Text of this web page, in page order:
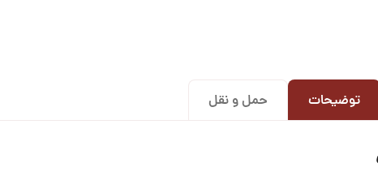
توضیحات حمل و نقل